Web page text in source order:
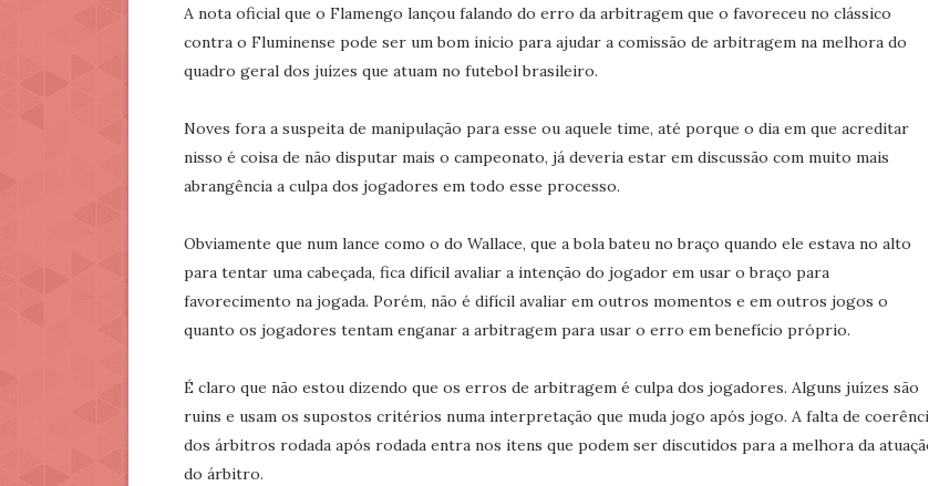
A nota oficial que o Flamengo lançou falando do erro da arbitragem que o favoreceu no clássico
contra o Fluminense pode ser um bom inicio para ajudar a comissão de arbitragem na melhora do
quadro geral dos juízes que atuam no futebol brasileiro.
Noves fora a suspeita de manipulação para esse ou aquele time, até porque o dia em que acreditar
nisso é coisa de não disputar mais o campeonato, já deveria estar em discussão com muito mais
abrangência a culpa dos jogadores em todo esse processo.
Obviamente que num lance como o do Wallace, que a bola bateu no braço quando ele estava no alto
para tentar uma cabeçada, fica difícil avaliar a intenção do jogador em usar o braço para
favorecimento na jogada. Porém, não é difícil avaliar em outros momentos e em outros jogos o
quanto os jogadores tentam enganar a arbitragem para usar o erro em benefício próprio.
É claro que não estou dizendo que os erros de arbitragem é culpa dos jogadores. Alguns juízes são
ruins e usam os supostos critérios numa interpretação que muda jogo após jogo. A falta de coerência
dos árbitros rodada após rodada entra nos itens que podem ser discutidos para a melhora da atuação
do árbitro.